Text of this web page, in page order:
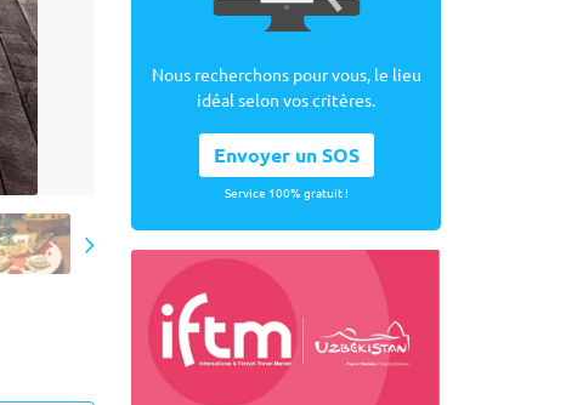
Nous recherchons pour vous, le lieu
idéal selon vos critères.
Envoyer un SOS
Service 100% gratuit !